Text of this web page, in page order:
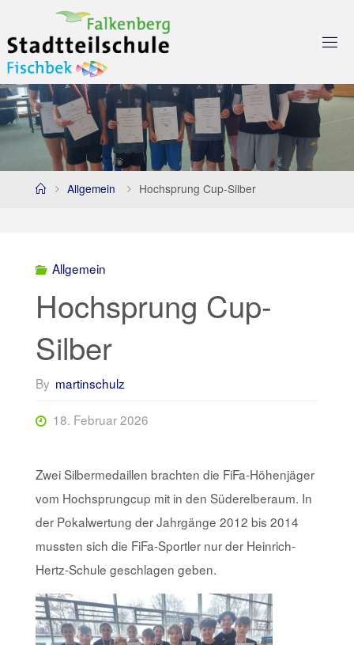
to
content
HomeAllgemein Hochsprung Cup-Silber
Allgemein
Hochsprung Cup-
Silber
By martinschulz
18. Februar 2026
Zwei Silbermedaillen brachten die FiFa-Höhenjäger
vom Hochsprungcup mit in den Süderelberaum. In
der Pokalwertung der Jahrgänge 2012 bis 2014
mussten sich die FiFa-Sportler nur der Heinrich-
Hertz-Schule geschlagen geben.